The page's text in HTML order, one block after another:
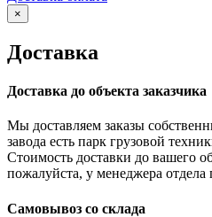
×
Доставка
Доставка до объекта заказчика
Мы доставляем заказы
завода есть парк грузовой
Стоимость доставки до вашего
пожалуйста, у менеджера отдела
Самовывоз со склада